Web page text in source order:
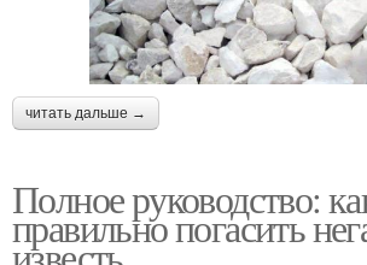
читать дальше →
Полное руководство:
правильно погасить